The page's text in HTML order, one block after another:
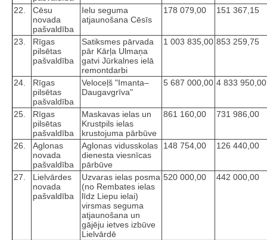
22.
Cēsu
novada
pašvaldība
Ielu seguma
atjaunošana Cēsīs
178 079,00 151 367,15
23.
Rīgas
pilsētas
pašvaldība
Satiksmes pārvada
pār Kārļa Ulmaņa
gatvi Jūrkalnes ielā
remontdarbi
1 003 835,00 853 259,75
24.
Rīgas
pilsētas
pašvaldība
Veloceļš "Imanta–
Daugavgrīva"
5 687 000,00 4 833 950,00
25.
Rīgas
pilsētas
pašvaldība
Maskavas ielas un
Krustpils ielas
krustojuma pārbūve
861 160,00 731 986,00
26.
Aglonas
novada
pašvaldība
Aglonas vidusskolas
dienesta viesnīcas
pārbūve
148 754,00 126 440,00
27.
Lielvārdes
novada
pašvaldība
Uzvaras ielas posma
(no Rembates ielas
līdz Liepu ielai)
virsmas seguma
atjaunošana un
gājēju ietves izbūve
Lielvārdē
520 000,00 442 000,00